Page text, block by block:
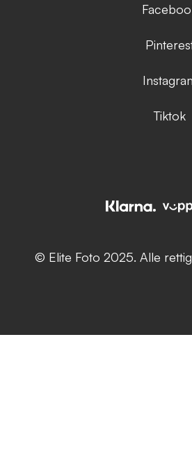
Tiktok
© Elite Foto 2025. Alle